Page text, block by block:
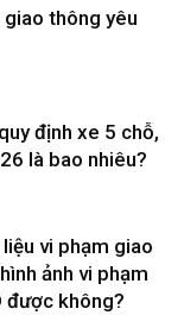
thông yêu
định xe 5 chỗ,
là bao nhiêu?
vi phạm giao
ảnh vi phạm
được không?